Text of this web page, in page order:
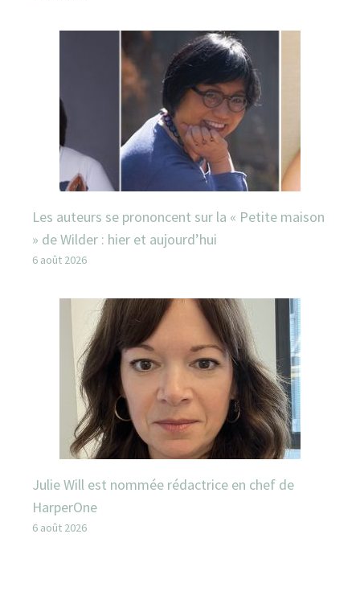
Les auteurs se prononcent sur la « Petite maison
» de Wilder : hier et aujourd’hui
6 août 2026
Julie Will est nommée rédactrice en chef de
HarperOne
6 août 2026